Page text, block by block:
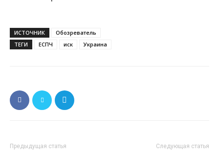
ИСТОЧНИК
Обозреватель
ТЕГИ
ЕСПЧ иск Украина
Предыдущая статья Следующая статья